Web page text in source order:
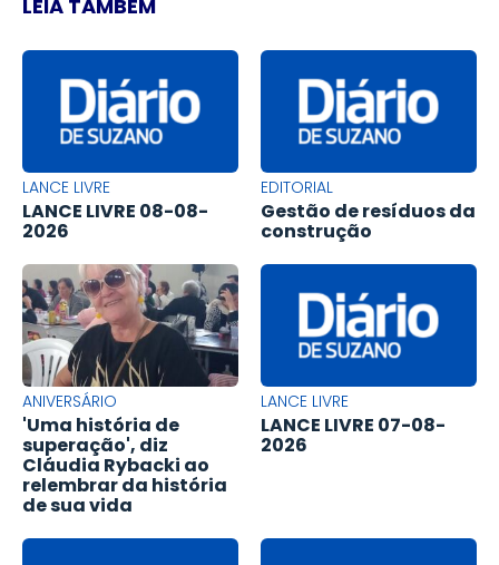
LEIA TAMBÉM
LANCE LIVRE
LANCE LIVRE 08-08-
2026
EDITORIAL
Gestão de resíduos da
construção
ANIVERSÁRIO
'Uma história de
superação', diz
Cláudia Rybacki ao
relembrar da história
de sua vida
LANCE LIVRE
LANCE LIVRE 07-08-
2026